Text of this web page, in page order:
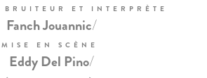
ET INTERPRÈTE
Fanch Jouannic/
MISE EN SCÈNE
Eddy Del Pino/